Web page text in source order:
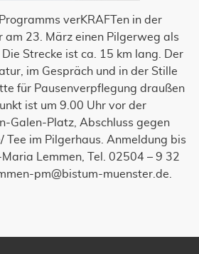
verKRAFTen in der
am 23. März einen Pilgerweg als
Strecke ist ca. 15 km lang. Der
im Gespräch und in der Stille
für Pausenverpflegung draußen
ist um 9.00 Uhr vor der
Galen-Platz, Abschluss gegen
Tee im Pilgerhaus. Anmeldung bis
Lemmen, Tel. 02504 – 9 32
pm@bistum-muenster.de.